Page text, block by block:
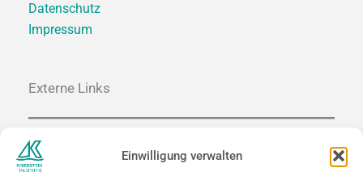
Einwilligung verwalten
Datenschutz
Impressum
Externe Links
SACHSEN.DE
SACHSEN-TOURISMUS.DE